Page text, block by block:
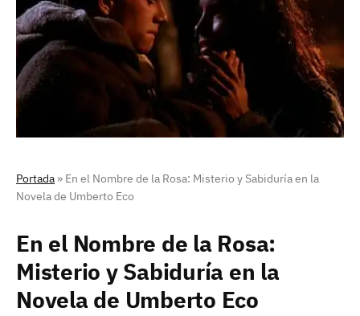
Portada » En el Nombre de la Rosa: Misterio y Sabiduría en la
Novela de Umberto Eco
En el Nombre de la Rosa:
Misterio y Sabiduría en la
Novela de Umberto Eco